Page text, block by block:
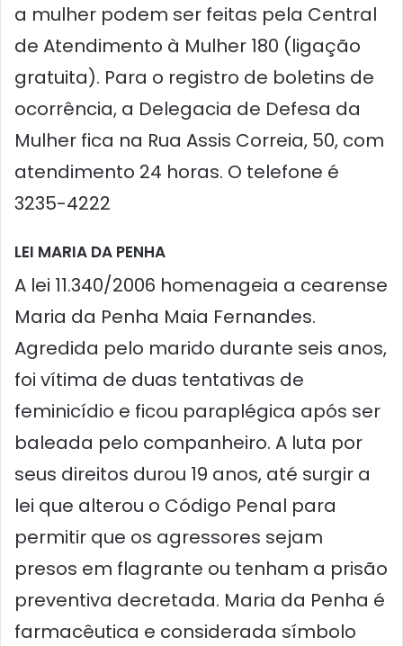
a mulher podem ser feitas pela Central
de Atendimento à Mulher 180 (ligação
gratuita). Para o registro de boletins de
ocorrência, a Delegacia de Defesa da
Mulher fica na Rua Assis Correia, 50, com
atendimento 24 horas. O telefone é
3235-4222
LEI MARIA DA PENHA
A lei 11.340/2006 homenageia a cearense
Maria da Penha Maia Fernandes.
Agredida pelo marido durante seis anos,
foi vítima de duas tentativas de
feminicídio e ficou paraplégica após ser
baleada pelo companheiro. A luta por
seus direitos durou 19 anos, até surgir a
lei que alterou o Código Penal para
permitir que os agressores sejam
presos em flagrante ou tenham a prisão
preventiva decretada. Maria da Penha é
farmacêutica e considerada símbolo